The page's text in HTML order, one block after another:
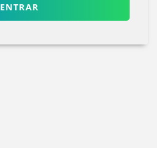
ENTRAR